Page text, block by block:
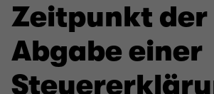
Zeitpunkt der
Abgabe einer